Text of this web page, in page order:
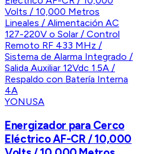
YONUSA
Energizador para Cerco
Eléctrico AF-CR / 10,000